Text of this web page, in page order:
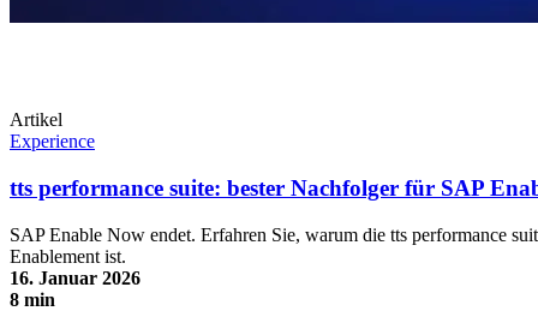
Artikel
Experience
tts performance suite: bester Nachfolger für SAP
SAP Enable Now endet. Erfahren Sie, warum die tts performance
Enablement ist.
16. Januar 2026
8 min